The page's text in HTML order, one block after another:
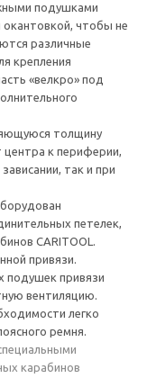
подушками
окантовкой, чтобы не
различные
крепления
«велкро» под
толщину
к периферии,
так и при
петелек,
CARITOOL.
привязи.
подушек привязи
вентиляцию.
легко
ремня.
карабинов